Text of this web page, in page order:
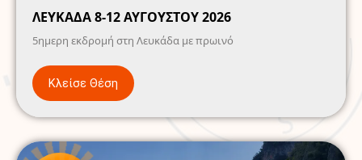
ΛΕΥΚΑΔΑ 8-12 ΑΥΓΟΥΣΤΟΥ 2026
5ημερη εκδρομή στη Λευκάδα με πρωινό
Κλείσε Θέση